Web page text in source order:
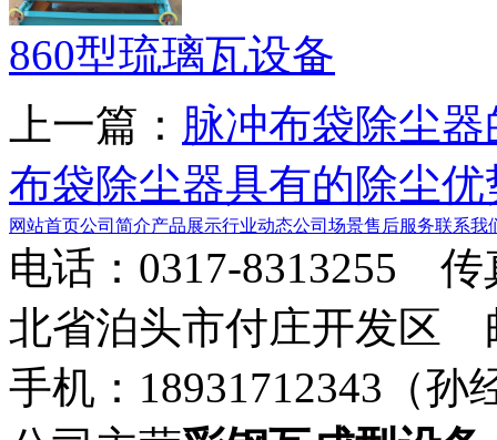
860型琉璃瓦设备
上一篇： 脉冲布袋除尘
布袋除尘器具有的除尘优
网站首页公司简介产品展示行业动态公司场景售后服务联系我
电话：0317-8313255
北省泊头市付庄开发区
手机：18931712343（孙